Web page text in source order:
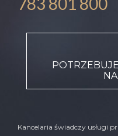
Kancelaria świadczy usługi